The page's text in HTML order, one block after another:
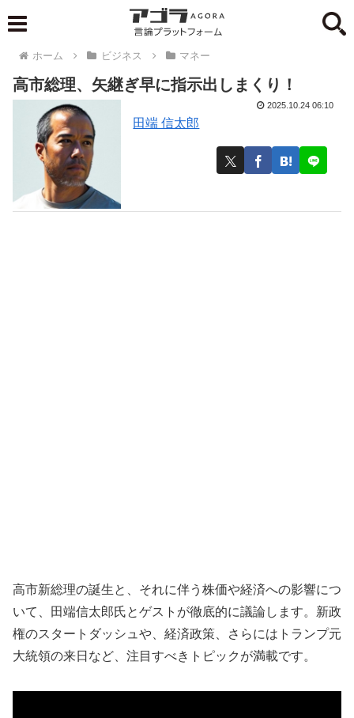
ホーム ビジネス マネー
高市総理、矢継ぎ早に指示出しまくり！
田端 信太郎
2025.10.24 06:10
高市新総理の誕生と、それに伴う株価や経済への影響につ
いて、田端信太郎氏とゲストが徹底的に議論します。新政
権のスタートダッシュや、経済政策、さらにはトランプ元
大統領の来日など、注目すべきトピックが満載です。